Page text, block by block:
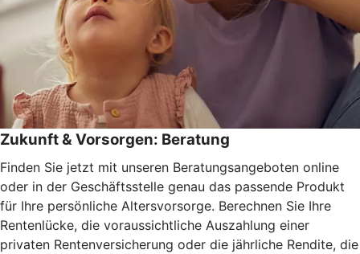
Zukunft & Vorsorgen: Beratung
Finden Sie jetzt mit unseren Beratungsangeboten online
oder in der Geschäftsstelle genau das passende Produkt
für Ihre persönliche Altersvorsorge. Berechnen Sie Ihre
Rentenlücke, die voraussichtliche Auszahlung einer
privaten Rentenversicherung oder die jährliche Rendite, die